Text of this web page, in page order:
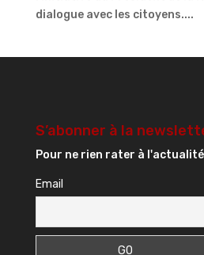
dialogue avec les citoyens....
S’abonner à la
Pour ne rien rater à l'actualité
Email